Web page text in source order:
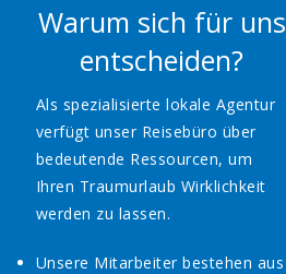
Warum sich für uns
entscheiden?
Als spezialisierte lokale Agentur
verfügt unser Reisebüro über
bedeutende Ressourcen, um
Ihren Traumurlaub Wirklichkeit
werden zu lassen.
Unsere Mitarbeiter bestehen aus